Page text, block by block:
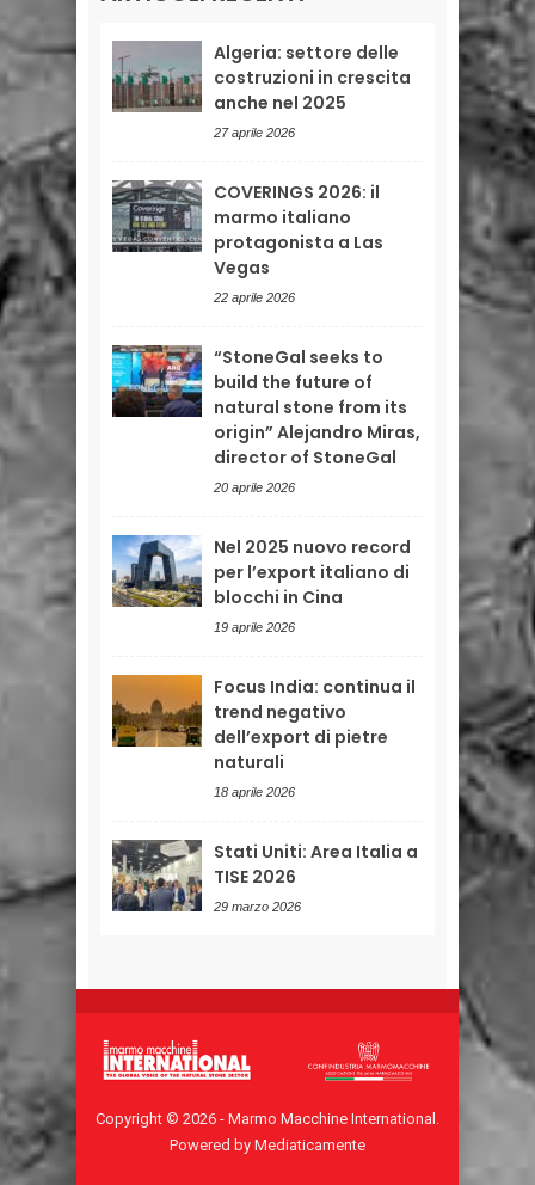
Algeria: settore delle
costruzioni in crescita
anche nel 2025
27 aprile 2026
COVERINGS 2026: il
marmo italiano
protagonista a Las
Vegas
22 aprile 2026
“StoneGal seeks to
build the future of
natural stone from its
origin” Alejandro Miras,
director of StoneGal
20 aprile 2026
Nel 2025 nuovo record
per l’export italiano di
blocchi in Cina
19 aprile 2026
Focus India: continua il
trend negativo
dell’export di pietre
naturali
18 aprile 2026
Stati Uniti: Area Italia a
TISE 2026
29 marzo 2026
Copyright © 2026 - Marmo Macchine International.
Powered by Mediaticamente